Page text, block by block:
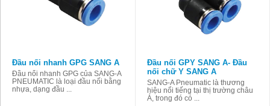
Đầu nối nhanh GPG SANG A
Đầu nối nhanh GPG của SANG-A
PNEUMATIC là loại đầu nối bằng
nhựa, dạng đầu ...
Đầu nối GPY SANG A- Đầu
nối chữ Y SANG A
SANG-A Pneumatic là thương
hiệu nổi tiếng tại thị trường châu
Á, trong đó có ...